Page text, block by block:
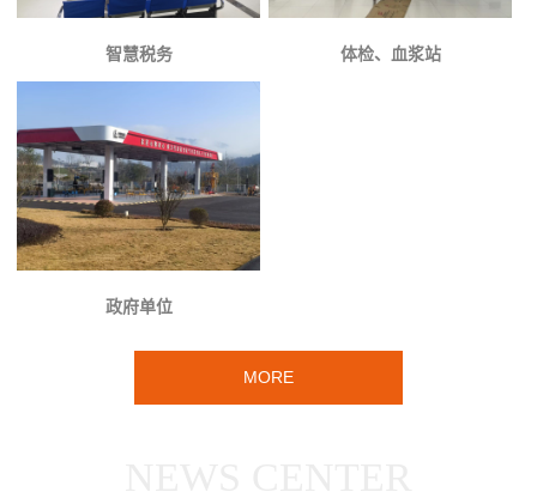
智慧税务 体检、血浆站
政府单位
MORE